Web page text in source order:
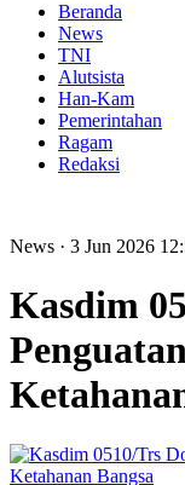
Beranda
News
TNI
Alutsista
Han-Kam
Pemerintahan
Ragam
Redaksi
News · 3 Jun 2026
Kasdim